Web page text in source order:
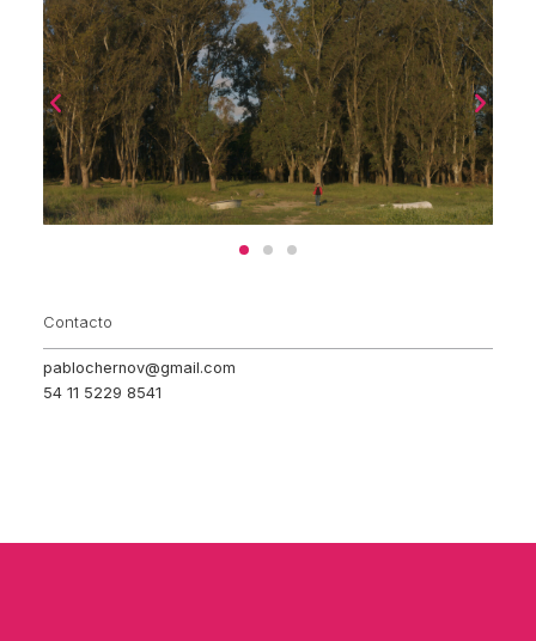
Contacto
pablochernov@gmail.com
54 11 5229 8541